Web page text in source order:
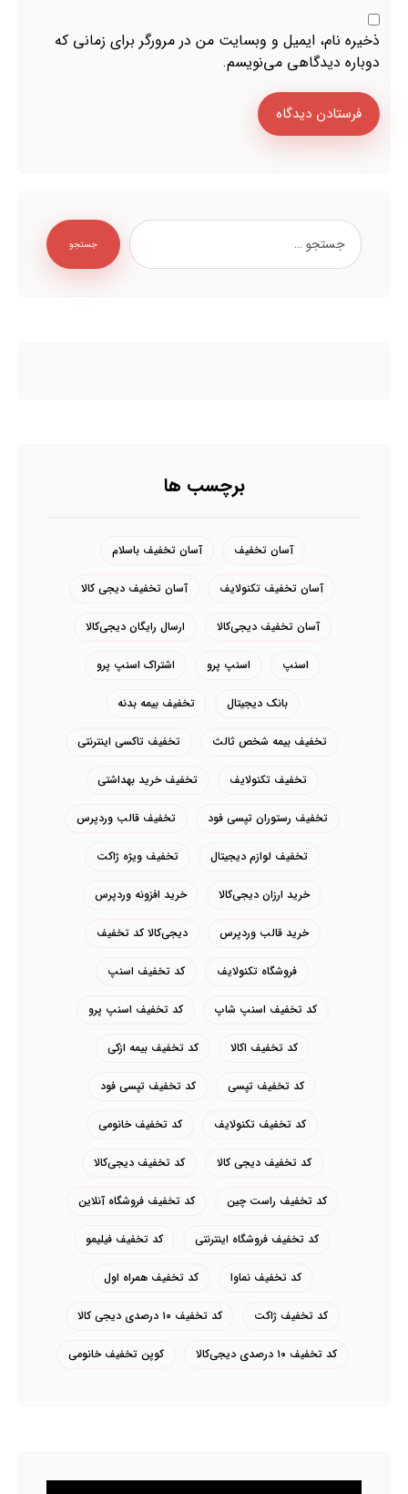
ذخیره نام، ایمیل و وبسایت من در مرورگر برای زمانی که
دوباره دیدگاهی می‌نویسم.
فرستادن دیدگاه
جستجو
برچسب ها
آسان تخفیف آسان تخفیف باسلام
آسان تخفیف تکنولایف آسان تخفیف دیجی کالا
آسان تخفیف دیجی‌کالا ارسال رایگان دیجی‌کالا
اسنپ اسنپ پرو اشتراک اسنپ پرو
بانک دیجیتال تخفیف بیمه بدنه
تخفیف بیمه شخص ثالث تخفیف تاکسی اینترنتی
تخفیف تکنولایف تخفیف خرید بهداشتی
تخفیف رستوران تپسی فود تخفیف قالب وردپرس
تخفیف لوازم دیجیتال تخفیف ویژه ژاکت
خرید ارزان دیجی‌کالا خرید افزونه وردپرس
خرید قالب وردپرس دیجی‌کالا کد تخفیف
فروشگاه تکنولایف کد تخفیف اسنپ
کد تخفیف اسنپ شاپ کد تخفیف اسنپ پرو
کد تخفیف اکالا کد تخفیف بیمه ازکی
کد تخفیف تپسی کد تخفیف تپسی فود
کد تخفیف تکنولایف کد تخفیف خانومی
کد تخفیف دیجی کالا کد تخفیف دیجی‌کالا
کد تخفیف راست چین کد تخفیف فروشگاه آنلاین
کد تخفیف فروشگاه اینترنتی کد تخفیف فیلیمو
کد تخفیف نماوا کد تخفیف همراه اول
کد تخفیف ژاکت کد تخفیف ۱۰ درصدی دیجی کالا
کد تخفیف ۱۰ درصدی دیجی‌کالا کوپن تخفیف خانومی